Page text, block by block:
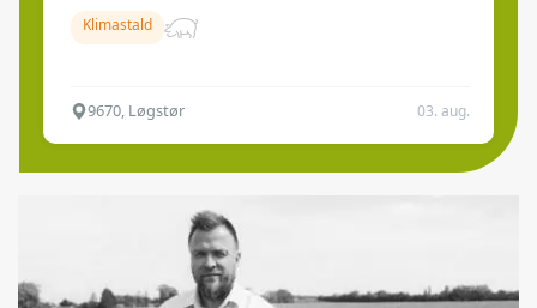
Klimastald
9670, Løgstør 03. aug.